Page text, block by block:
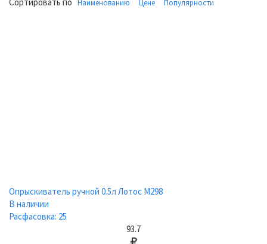
Наименованию Цене Популярности
Опрыскиватель ручной 0.5л Лотос М298
В наличии
Расфасовка: 25
93.7